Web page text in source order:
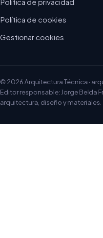
Política de privacidad
Política de cookies
Gestionar cookies
© 2026 Arquitectura Técnica ·
Editor responsable: Jorge Belda
arquitectura, diseño y materiales.